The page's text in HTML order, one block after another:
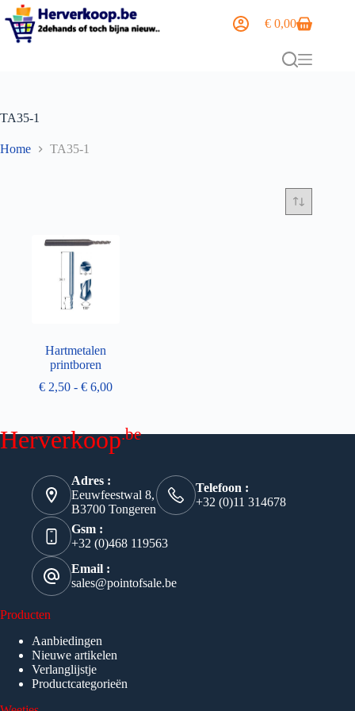
€ 0,00
TA35-1
Home TA35-1
Hartmetalen
printboren
€ 2,50 - € 6,00
Herverkoop.be
Adres :
Eeuwfeestwal 8,
B3700 Tongeren
Telefoon :
+32 (0)11 314678
Gsm :
+32 (0)468 119563
Email :
sales@pointofsale.be
Producten
Aanbiedingen
Nieuwe artikelen
Verlanglijstje
Productcategorieën